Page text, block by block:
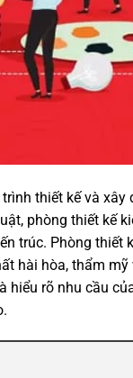
thiết kế và
phòng thiết kế
trúc. Phòng thiết
hài hòa, thẩm
hiểu rõ nhu cầu